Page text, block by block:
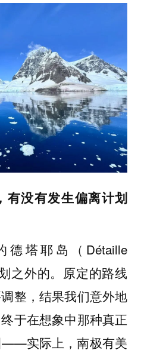
有没有发生偏离计划
塔耶岛（Détaille
之外的。原定的路线
整，结果我们意外地
于在想象中那种真正
——实际上，南极有美